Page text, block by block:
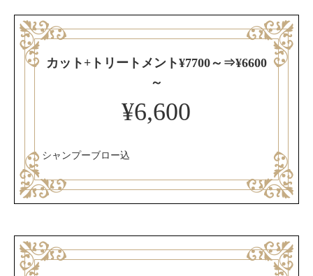
カット+トリートメント¥7700～⇒¥6600
～
¥6,600
シャンプーブロー込